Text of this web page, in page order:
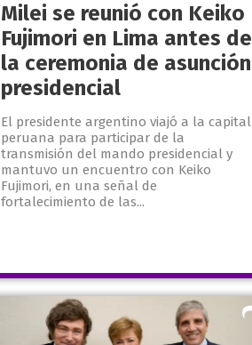
Milei se reunió con Keiko
Fujimori en Lima antes de
la ceremonia de asunción
presidencial
El presidente argentino viajó a la capital
peruana para participar de la
transmisión del mando presidencial y
mantuvo un encuentro con Keiko
Fujimori, en una señal de
fortalecimiento de las...